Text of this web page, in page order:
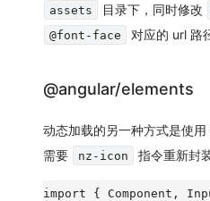
assets 目录下，同时修改
@font-face 对应的 url 路
@angular/elements
动态加载的另一种方式是使
需要
nz-icon 指令重新封
import { Component,